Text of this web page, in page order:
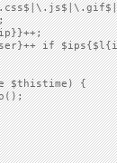
if
$thistime) {